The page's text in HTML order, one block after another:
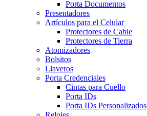
Porta Documentos
Presentadores
Artículos para el Celular
Protectores de Cable
Protectores de Tierra
Atomizadores
Bolsitos
Llaveros
Porta Credenciales
Cintas para Cuello
Porta IDs
Porta IDs Personalizados